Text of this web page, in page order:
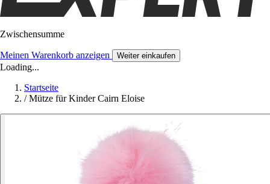
Zwischensumme
Meinen Warenkorb anzeigen Weiter einkaufen
Loading...
Startseite
/ Mütze für Kinder Cairn Eloise